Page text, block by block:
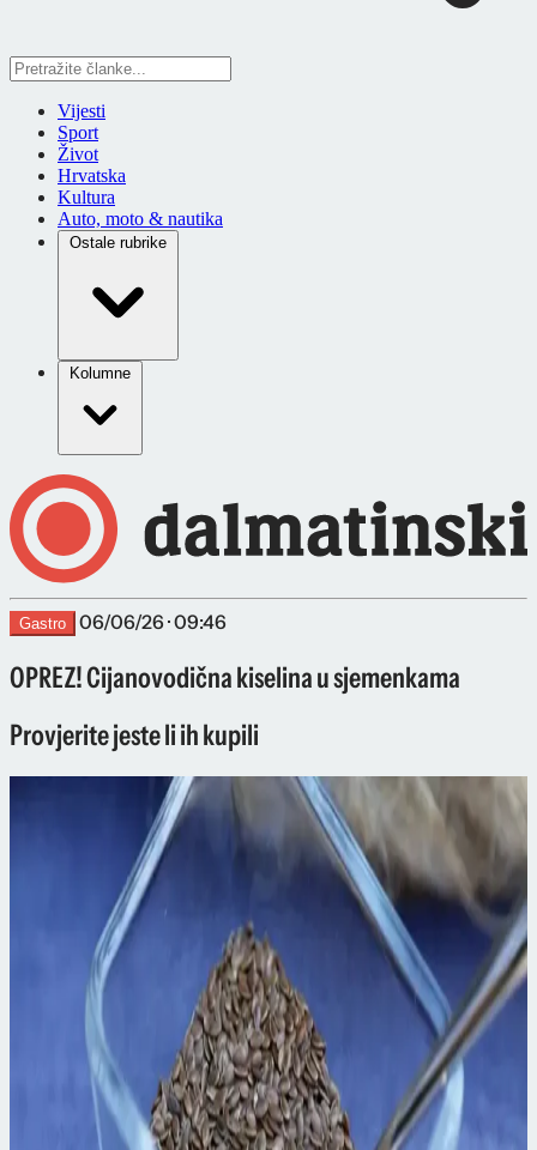
Vijesti
Sport
Život
Hrvatska
Kultura
Auto, moto & nautika
Ostale rubrike
Kolumne
Gastro 06/06/26 · 09:46
OPREZ! Cijanovodična kiselina u sjemenkama
Provjerite jeste li ih kupili